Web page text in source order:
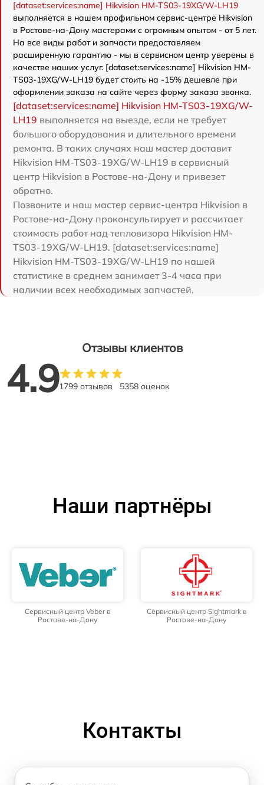
[dataset:services:name] Hikvision HM-TS03-19XG/W-LH19
выполняется в нашем профильном сервис-центре Hikvision
в Ростове-на-Дону мастерами с огромным опытом - от 5 лет.
На все виды работ и запчасти предоставляем
расширенную гарантию - мы в сервисном центр уверены в
качестве наших услуг. [dataset:services:name] Hikvision HM-
TS03-19XG/W-LH19 будет стоить на -15% дешевле при
оформлении заказа на сайте через форму заказа звонка.
[dataset:services:name] Hikvision HM-TS03-19XG/W-
LH19 выполняется на выезде, если не требует
большого оборудования и длительного времени
ремонта. В таких случаях наш мастер доставит
Hikvision HM-TS03-19XG/W-LH19 в сервисный
центр Hikvision в Ростове-на-Дону и привезет
обратно.
Позвоните и наш мастер сервис-центра Hikvision в
Ростове-на-Дону проконсультирует и рассчитает
стоимость работ над тепловизора Hikvision HM-
TS03-19XG/W-LH19. [dataset:services:name]
Hikvision HM-TS03-19XG/W-LH19 по нашей
статистике в среднем занимает 3-4 часа при
наличии всех необходимых запчастей.
Отзывы клиентов
4.91799 отзывов 5358 оценок
Наши партнёры
Сервисный центр Veber в
Ростове-на-Дону
Сервисный центр Sightmark в
Ростове-на-Дону
Контакты